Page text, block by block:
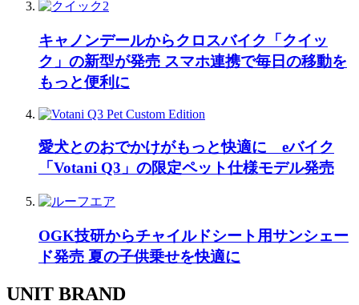
キャノンデールからクロスバイク「クイッ
ク」の新型が発売 スマホ連携で毎日の移動を
もっと便利に
愛犬とのおでかけがもっと快適に eバイク
「Votani Q3」の限定ペット仕様モデル発売
OGK技研からチャイルドシート用サンシェー
ド発売 夏の子供乗せを快適に
UNIT BRAND